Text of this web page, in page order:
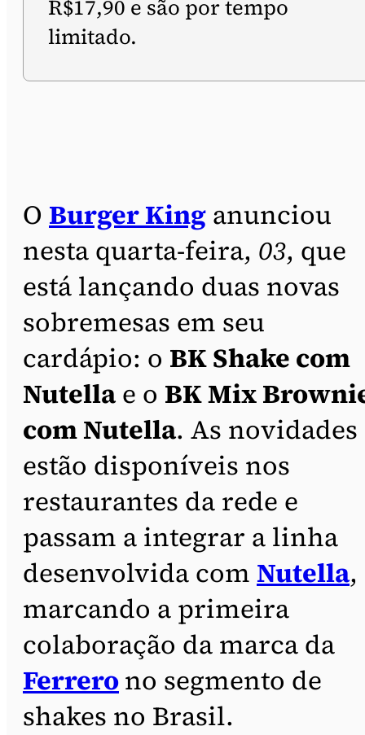
R$17,90 e são por tempo
limitado.
O Burger King anunciou
nesta quarta-feira, 03, que
está lançando duas novas
sobremesas em seu
cardápio: o BK Shake com
Nutellae o BK Mix
com Nutella. As novidades
estão disponíveis nos
restaurantes da rede e
passam a integrar a linha
desenvolvida com Nutella,
marcando a primeira
colaboração da marca da
Ferrerono segmento de
shakes no Brasil.